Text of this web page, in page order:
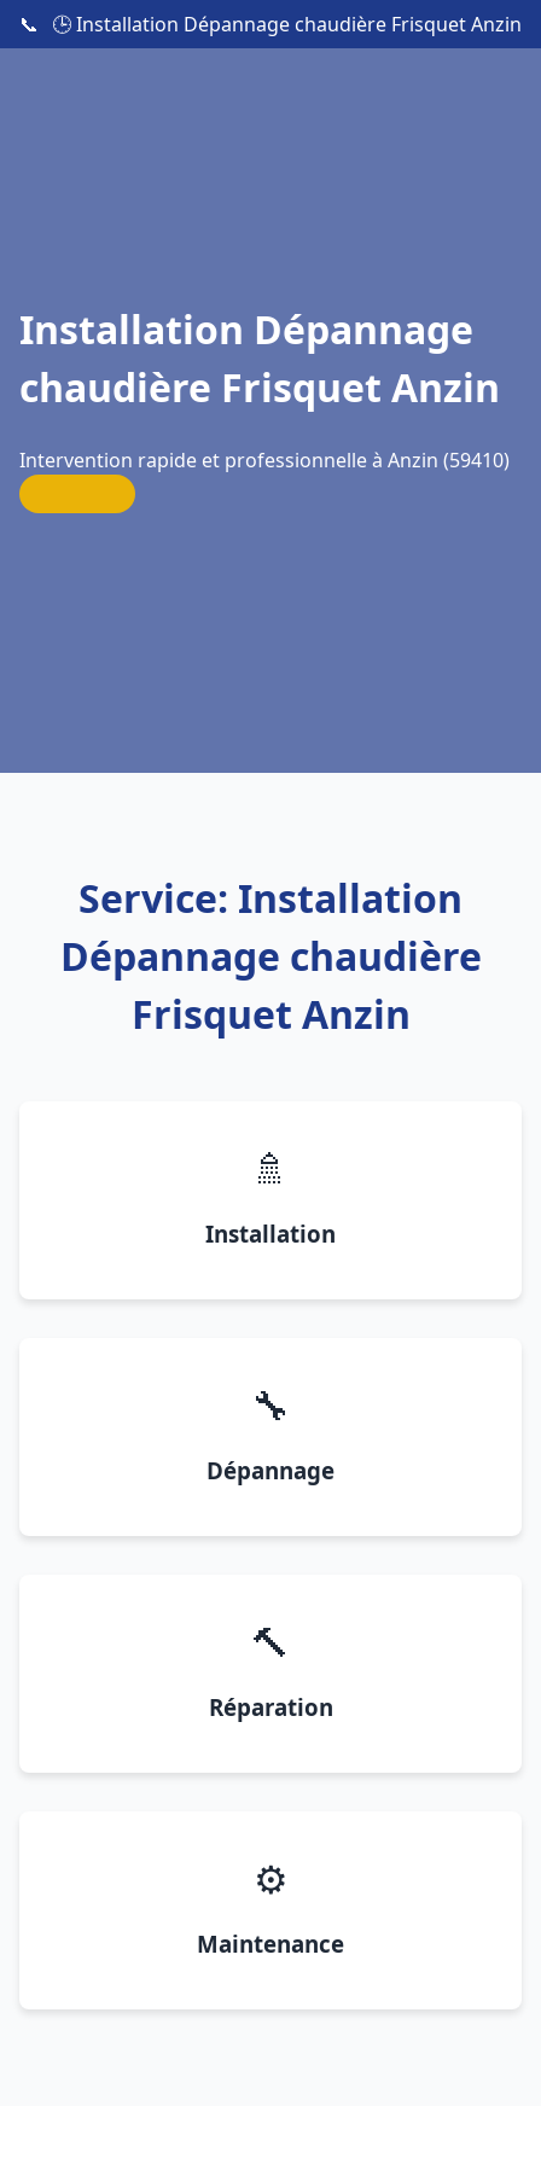
📞 🕒 Installation Dépannage chaudière Frisquet Anzin
Installation Dépannage
chaudière Frisquet Anzin
Intervention rapide et professionnelle à Anzin (59410)
Service: Installation
Dépannage chaudière
Frisquet Anzin
🚿
Installation
🔧
Dépannage
🔨
Réparation
⚙️
Maintenance